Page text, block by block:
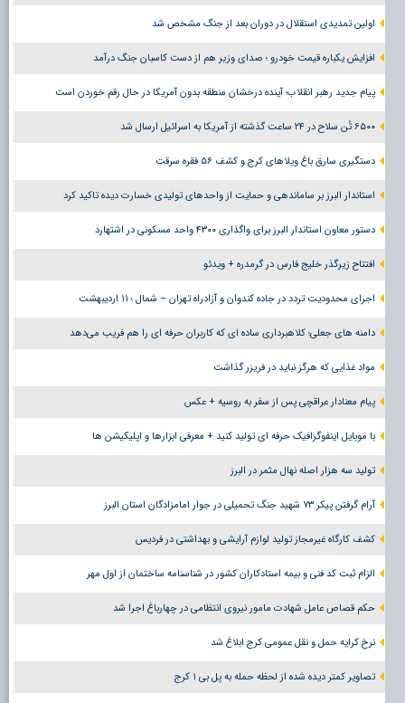
اولین تمدیدی استقلال در دوران بعد از جنگ مشخص شد
افزایش یکباره قیمت خودرو ؛ صدای وزیر هم از دست کاسبان جنگ درآمد
پیام جدید رهبر انقلاب؛ آینده درخشان منطقه بدون آمریکا در حال رقم خوردن است
۶۵۰۰ تُن سلاح در ۲۴ ساعت گذشته از آمریکا به اسرائیل ارسال شد
دستگیری سارق باغ ویلاهای کرج و کشف ۵۶ فقره سرقت
استاندار البرز بر ساماندهی و حمایت از واحدهای تولیدی خسارت دیده تاکید کرد
دستور معاون استاندار البرز برای واگذاری ۴۳۰۰ واحد مسکونی در اشتهارد
افتتاح زیرگذر خلیج فارس در گرمدره + ویدئو
اجرای محدودیت تردد در جاده کندوان و آزادراه تهران – شمال ؛ ١١ اردیبهشت
دامنه های جعلی؛ کلاهبرداری ساده ای که کاربران حرفه ای را هم فریب می‌دهد
مواد غذایی که هرگز نباید در فریزر گذاشت
پیام معنادار عراقچی پس از سفر به روسیه + عکس
با موبایل اینفوگرافیک حرفه ای تولید کنید + معرفی ابزارها و اپلیکیشن ها
تولید سه هزار اصله نهال مثمر در البرز
آرام گرفتن پیکر ۷۳ شهید جنگ تحمیلی در جوار امامزادگان استان البرز
کشف کارگاه غیرمجاز تولید لوازم آرایشی و بهداشتی در فردیس
الزام ثبت کد فنی و بیمه استادکاران کشور در شناسنامه ساختمان از اول مهر
حکم قصاص عامل شهادت مامور نیروی انتظامی در چهارباغ اجرا شد
نرخ کرایه حمل و نقل عمومی کرج ابلاغ شد
تصاویر کمتر دیده شده از لحظه حمله به پل بی ۱ کرج